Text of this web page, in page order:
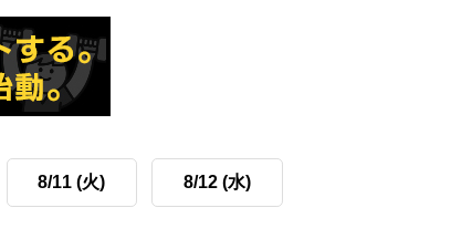
8/11 (火) 8/12 (水)